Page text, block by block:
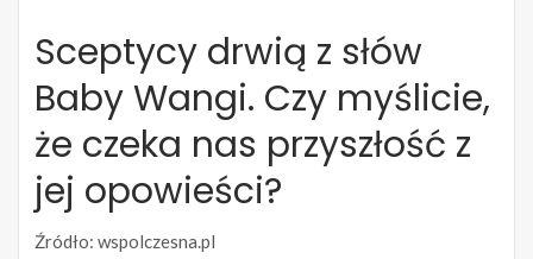
Sceptycy drwią z słów
Baby Wangi. Czy myślicie,
że czeka nas przyszłość z
jej opowieści?
Źródło: wspolczesna.pl